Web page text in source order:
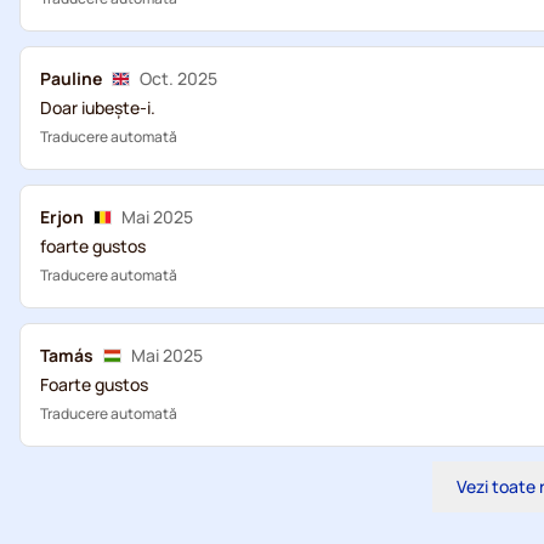
Pauline
Oct. 2025
Doar iubește-i.
Traducere automată
Erjon
Mai 2025
foarte gustos
Traducere automată
Tamás
Mai 2025
Foarte gustos
Traducere automată
Vezi toate